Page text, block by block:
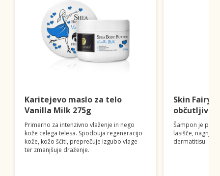
Karitejevo maslo za telo
Vanilla Milk 275g
Primerno za intenzivno vlaženje in nego
kože celega telesa. Spodbuja regeneracijo
kože, kožo ščiti, preprečuje izgubo vlage
ter zmanjšuje draženje.
Skin
občutljivo
Šampon je
lasišče,
dermatitisu.